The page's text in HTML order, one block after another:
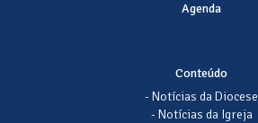
Agenda
Conteúdo
- Notícias da Diocese
- Notícias da Igreja